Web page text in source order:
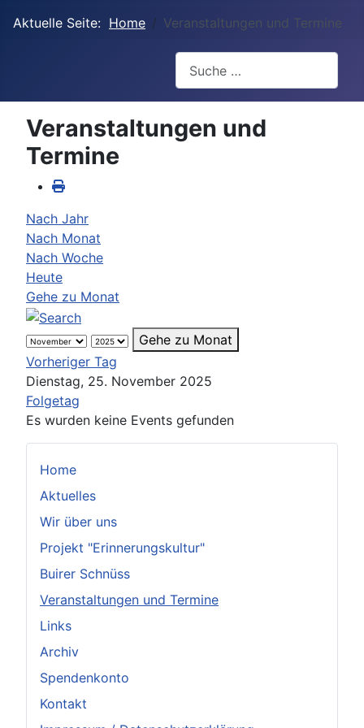
Aktuelle Seite: Home Veranstaltungen und Termine
Home
Aktuelles
Wir über uns
Projekt "Erinnerungskultur"
Buirer Schnüss
Veranstaltungen und Termine
Links
Archiv
Spendenkonto
Kontakt
Veranstaltungen und
Termine
Nach Jahr
Nach Monat
Nach Woche
Heute
Gehe zu Monat
Gehe zu Monat
Vorheriger Tag
Dienstag, 25. November 2025
Folgetag
Es wurden keine Events gefunden